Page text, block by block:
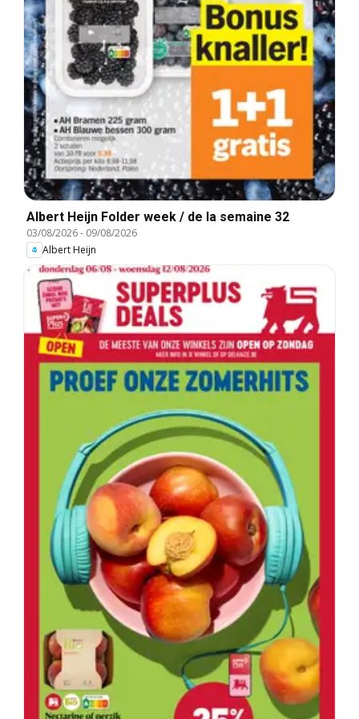
Albert Heijn Folder week / de la semaine 32
03/08/2026- 09/08/2026
Albert Heijn